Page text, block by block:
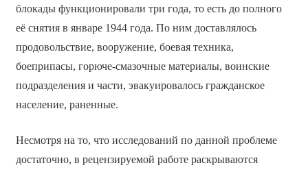
блокады функционировали три года, то есть до полного
её снятия в январе 1944 года. По ним доставлялось
продовольствие, вооружение, боевая техника,
боеприпасы, горюче-смазочные материалы, воинские
подразделения и части, эвакуировалось гражданское
население, раненные.
Несмотря на то, что исследований по данной проблеме
достаточно, в рецензируемой работе раскрываются